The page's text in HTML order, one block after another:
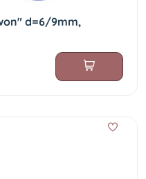
d=6/9mm,